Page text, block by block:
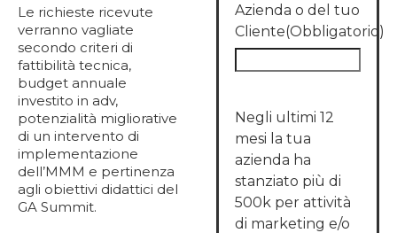
Le richieste ricevute
verranno vagliate
secondo criteri di
fattibilità tecnica,
budget annuale
investito in adv,
potenzialità migliorative
di un intervento di
implementazione
dell’MMM e pertinenza
agli obiettivi didattici del
GA Summit.
Azienda o del tuo
Cliente(Obbligatorio)
Negli ultimi 12
mesi la tua
azienda ha
stanziato più di
500k per attività
di marketing e/o